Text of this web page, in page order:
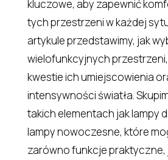
kluczowe, aby zapewnić
tych przestrzeni w każdej
artykule przedstawimy, jak
wielofunkcyjnych
kwestie ich umiejscowienia
intensywności światła.
takich elementach jak lampy
lampy nowoczesne, które
zarówno funkcje praktyczne,